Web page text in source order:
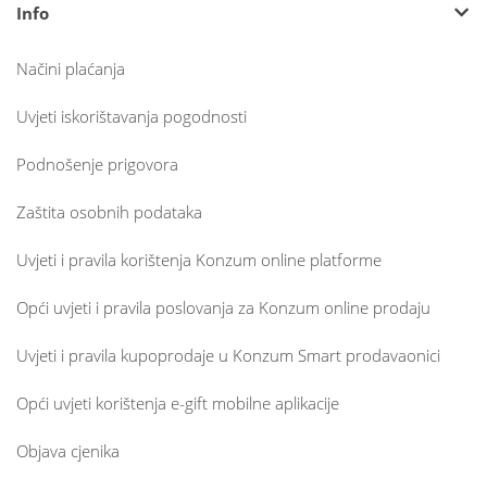
Info
Načini plaćanja
Uvjeti iskorištavanja pogodnosti
Podnošenje prigovora
Zaštita osobnih podataka
Uvjeti i pravila korištenja Konzum online platforme
Opći uvjeti i pravila poslovanja za Konzum online prodaju
Uvjeti i pravila kupoprodaje u Konzum Smart prodavaonici
Opći uvjeti korištenja e-gift mobilne aplikacije
Objava cjenika